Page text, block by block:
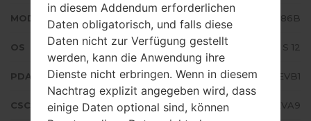
MODELL Samsung SM-N986B
OS Android S 12
PDA/AP AUSFÜHRUNG N986BXXS3EVB1
CSC AUSFÜHRUNG N986BOXM3EVA9
in diesem Addendum erforderlichen
Daten obligatorisch, und falls diese
Daten nicht zur Verfügung gestellt
werden, kann die Anwendung ihre
Dienste nicht erbringen. Wenn in diesem
Nachtrag explizit angegeben wird, dass
einige Daten optional sind, können